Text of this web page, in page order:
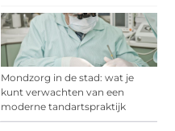
Mondzorg in de stad: wat je
kunt verwachten van een
moderne tandartspraktijk